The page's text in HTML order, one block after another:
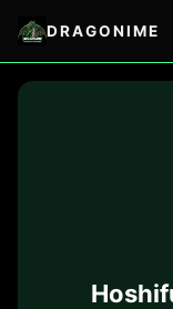
DRAGONIME